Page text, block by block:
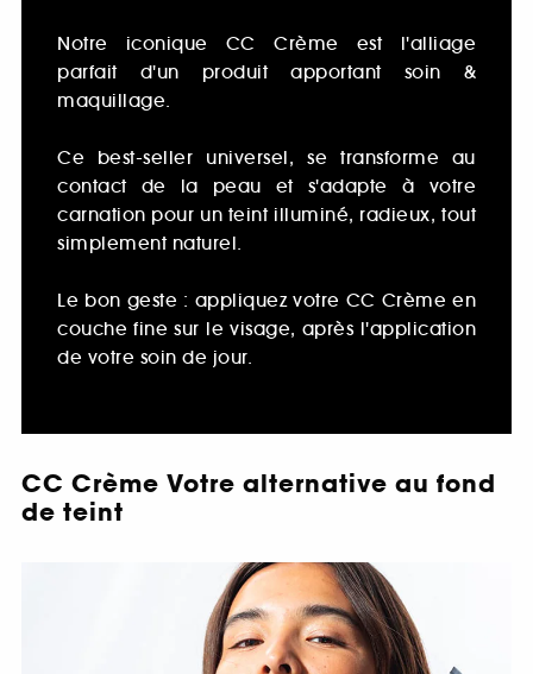
Notre iconique CC Crème est l'alliage
parfait d'un produit apportant soin &
maquillage.
Ce best-seller universel, se transforme au
contact de la peau et s'adapte à votre
carnation pour un teint illuminé, radieux, tout
simplement naturel.
Le bon geste : appliquez votre CC Crème en
couche fine sur le visage, après l'application
de votre soin de jour.
CC Crème Votre alternative au fond
de teint